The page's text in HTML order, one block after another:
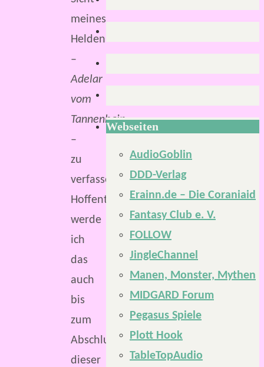
meines
Helden
–
Adelar
vom
Tannenhain
–
zu
verfassen.
Hoffentlich
werde
ich
das
auch
bis
zum
Abschluss
dieser
Webseiten
AudioGoblin
DDD-Verlag
Erainn.de – Die Coraniaid
Fantasy Club e. V.
FOLLOW
JingleChannel
Manen, Monster, Mythen
MIDGARD Forum
Pegasus Spiele
Plott Hook
TableTopAudio